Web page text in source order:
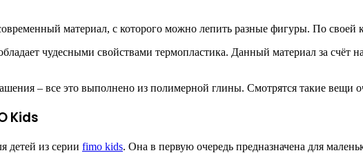
материал, с которого можно лепить разные фигуры. По своей
чудесными свойствами термопластика. Данный материал за счёт
– все это выполнено из полимерной глины. Смотрятся такие вещи
Kids
детей из серии fimo kids. Она в первую очередь предназначена для